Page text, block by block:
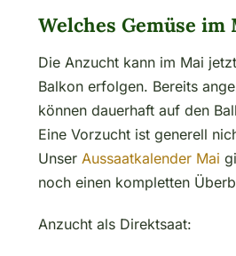
Welches Gemüse im
Die Anzucht kann im Mai
Balkon erfolgen. Bereits
können dauerhaft auf den
Eine Vorzucht ist generell
Unser Aussaatkalender Mai
noch einen kompletten
Anzucht als Direktsaat: